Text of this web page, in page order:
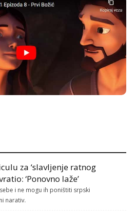
za ‘slavljenje ratnog
‘Ponovno laže’
i ne mogu ih poništiti srpski
narativ.